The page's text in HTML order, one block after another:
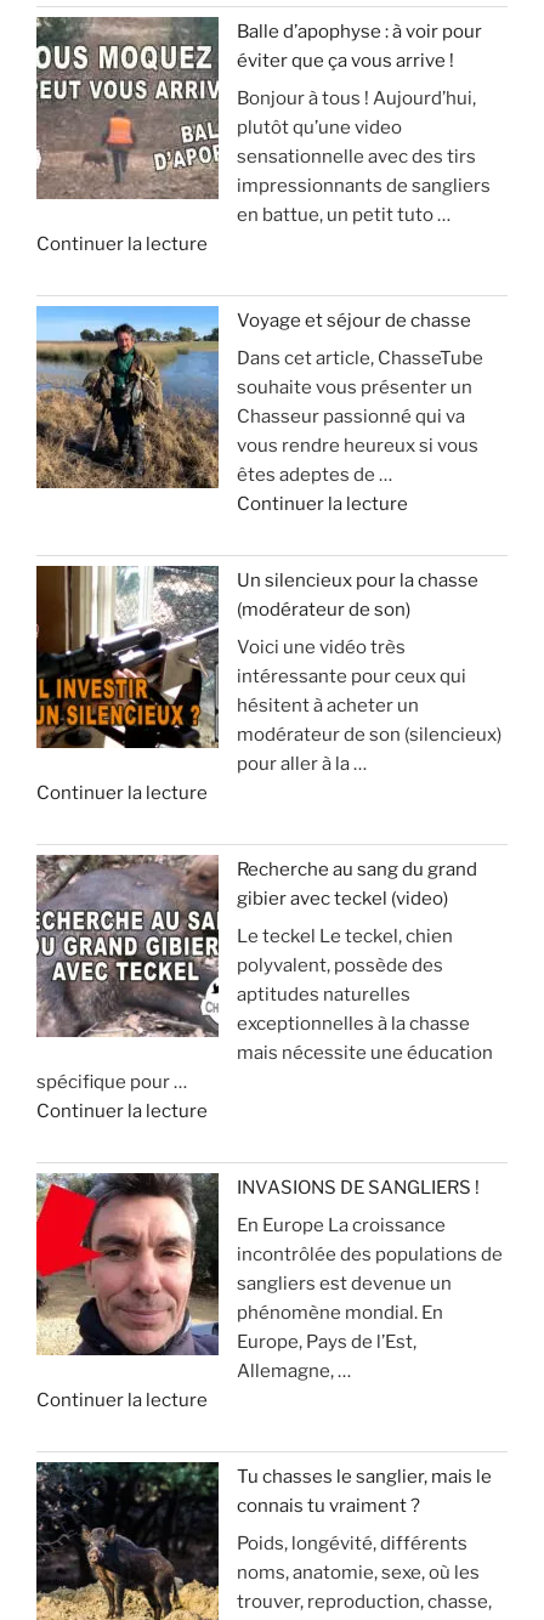
Balle d’apophyse : à voir pour
éviter que ça vous arrive !
Bonjour à tous ! Aujourd’hui,
plutôt qu’une video
sensationnelle avec des tirs
impressionnants de sangliers
en battue, un petit tuto …
Continuer la lecture
«
B
a
l
l
e
a
p
o
p
h
y
s
à
v
o
i
r
p
o
i
t
r
q
u
e
o
u
s
a
r
r
Voyage et séjour de chasse
Dans cet article, ChasseTube
souhaite vous présenter un
Chasseur passionné qui va
vous rendre heureux si vous
êtes adeptes de …
Continuer la lecture
«
V
y
a
g
s
é
j
o
u
r
d
e
s
e
»
Un silencieux pour la chasse
(modérateur de son)
Voici une vidéo très
intéressante pour ceux qui
hésitent à acheter un
modérateur de son (silencieux)
pour aller à la …
Continuer la lecture
«
U
n
s
i
l
e
u
p
o
u
r
h
a
s
s
e
(
Recherche au sang du grand
gibier avec teckel (video)
Le teckel Le teckel, chien
polyvalent, possède des
aptitudes naturelles
exceptionnelles à la chasse
mais nécessite une éducation
spécifique pour …
Continuer la lecture
«
e
c
h
e
e
a
u
s
a
n
INVASIONS DE SANGLIERS !
En Europe La croissance
incontrôlée des populations de
sangliers est devenue un
phénomène mondial. En
Europe, Pays de l’Est,
Allemagne, …
Continuer la lecture
«
I
N
V
A
Tu chasses le sanglier, mais le
connais tu vraiment ?
Poids, longévité, différents
noms, anatomie, sexe, où les
trouver, reproduction, chasse,